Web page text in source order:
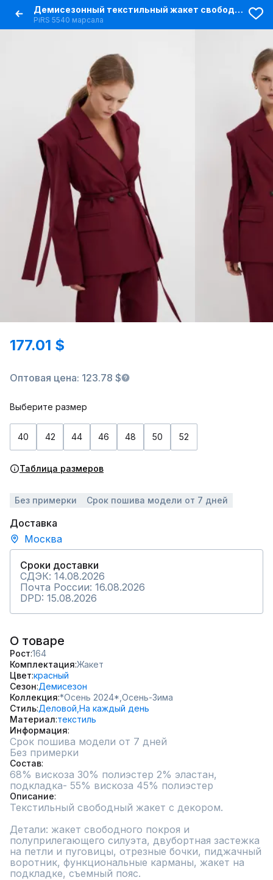
Демисезонный текстильный жакет свободного кроя с декором
PiRS 5540 марсала
177.01 $
Оптовая цена: 123.78 $
Выберите размер
40 42 44 46 48 50 52
Таблица размеров
Без примерки Срок пошива модели от 7 дней
Доставка
Москва
Сроки доставки
СДЭК: 14.08.2026
Почта России: 16.08.2026
DPD: 15.08.2026
О товаре
Рост 164
Комплектация Жакет
Цвет красный
Сезон Демисезон
Коллекция *Осень 2024*, Осень-Зима
Стиль Деловой, На каждый день
Материал текстиль
Информация
Срок пошива модели от 7 дней
Без примерки
Состав
68% вискоза 30% полиэстер 2% эластан,
подкладка- 55% вискоза 45% полиэстер
Описание
Текстильный свободный жакет с декором.
Детали: жакет свободного покроя и
полуприлегающего силуэта, двубортная застежка
на петли и пуговицы, отрезные бочки, пиджачный
воротник, функциональные карманы, жакет на
подкладке, съемный пояс.